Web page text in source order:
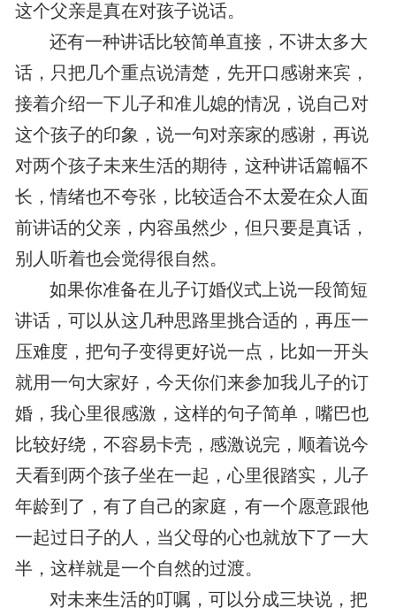
这个父亲是真在对孩子说话。
还有一种讲话比较简单直接，不讲太多大
话，只把几个重点说清楚，先开口感谢来宾，
接着介绍一下儿子和准儿媳的情况，说自己对
这个孩子的印象，说一句对亲家的感谢，再说
对两个孩子未来生活的期待，这种讲话篇幅不
长，情绪也不夸张，比较适合不太爱在众人面
前讲话的父亲，内容虽然少，但只要是真话，
别人听着也会觉得很自然。
如果你准备在儿子订婚仪式上说一段简短
讲话，可以从这几种思路里挑合适的，再压一
压难度，把句子变得更好说一点，比如一开头
就用一句大家好，今天你们来参加我儿子的订
婚，我心里很感激，这样的句子简单，嘴巴也
比较好绕，不容易卡壳，感激说完，顺着说今
天看到两个孩子坐在一起，心里很踏实，儿子
年龄到了，有了自己的家庭，有一个愿意跟他
一起过日子的人，当父母的心也就放下了一大
半，这样就是一个自然的过渡。
对未来生活的叮嘱，可以分成三块说，把